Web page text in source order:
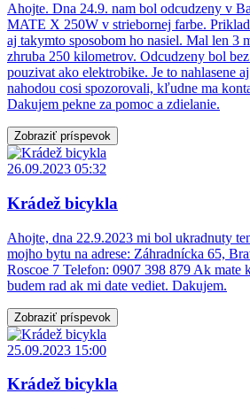
Ahojte. Dna 24.9. nam bol odcudzeny v
MATE X 250W v striebornej farbe.
aj takymto sposobom ho nasiel. Mal len 3
zhruba 250 kilometrov. Odcudzeny bol
pouzivat ako elektrobike. Je to nahlasene
nahodou cosi spozorovali, kľudne ma
Dakujem pekne za pomoc a zdielanie.
Zobraziť príspevok
26.09.2023 05:32
Krádež bicykla
Ahojte, dna 22.9.2023 mi bol ukradnuty
mojho bytu na adrese: Záhradnícka 65,
Roscoe 7 Telefon: 0907 398 879 Ak mate
budem rad ak mi date vediet. Dakujem.
Zobraziť príspevok
25.09.2023 15:00
Krádež bicykla